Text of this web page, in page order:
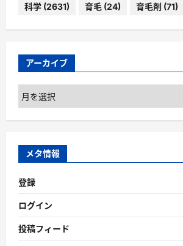
科学 (2631) 育毛 (24) 育毛剤 (71)
アーカイブ
ア
ー
カ
ブ
メタ情報
登録
ログイン
投稿フィード